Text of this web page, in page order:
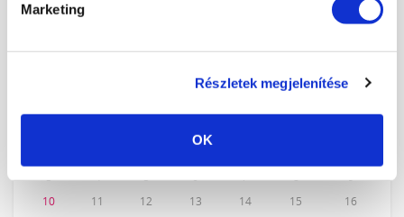
Marketing
Részletek megjelenítése
OK
Cs
3
4 5 6 7 8
9
10
11 12 13 14 15
16